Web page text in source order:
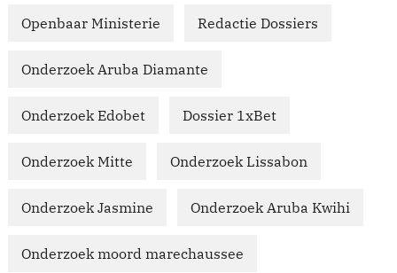
Openbaar Ministerie Redactie Dossiers
Onderzoek Aruba Diamante
Onderzoek Edobet Dossier 1xBet
Onderzoek Mitte Onderzoek Lissabon
Onderzoek Jasmine Onderzoek Aruba Kwihi
Onderzoek moord marechaussee